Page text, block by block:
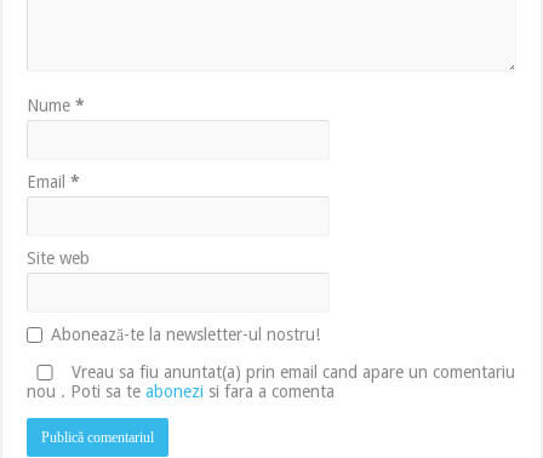
Nume*
Email*
Site web
Abonează-te la newsletter-ul nostru!
Vreau sa fiu anuntat(a) prin email cand apare un comentariu
nou . Poti sa teabonezi si fara a comenta